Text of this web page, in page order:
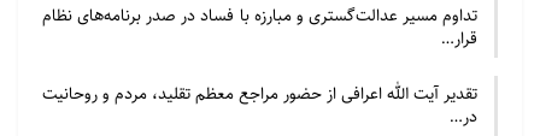
تداوم مسیر عدالت‌گستری و مبارزه با فساد در صدر برنامه‌های نظام
قرار…
تقدیر آیت الله اعرافی از حضور مراجع معظم تقلید، مردم و روحانیت
در…